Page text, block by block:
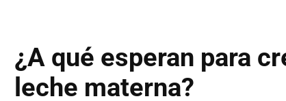
¿A qué esperan para
leche materna?